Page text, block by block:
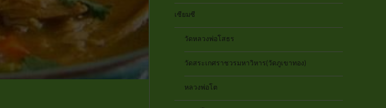
เซียมซี
วัดหลวงพ่อโสธร
วัดสระเกศราชวรมหาวิหาร(วัดภูเขาทอง)
หลวงพ่อโต